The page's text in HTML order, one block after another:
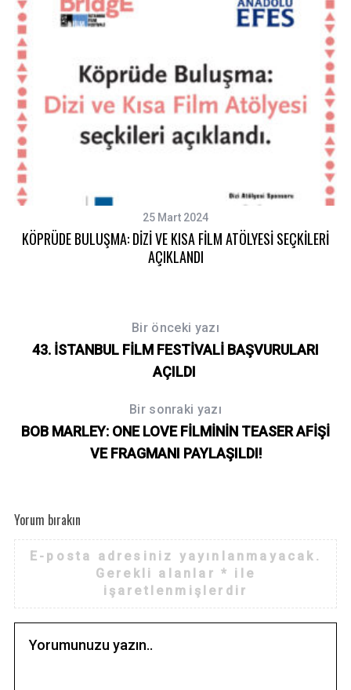
25 Mart 2024
KÖPRÜDE BULUŞMA: DİZİ VE KISA FİLM ATÖLYESİ SEÇKİLERİ
AÇIKLANDI
Bir önceki yazı
43. İSTANBUL FİLM FESTİVALİ BAŞVURULARI
AÇILDI
Bir sonraki yazı
BOB MARLEY: ONE LOVE FİLMİNİN TEASER AFİŞİ
VE FRAGMANI PAYLAŞILDI!
Yorum bırakın
E-posta adresiniz yayınlanmayacak.
Gerekli alanlar* ile
işaretlenmişlerdir
S